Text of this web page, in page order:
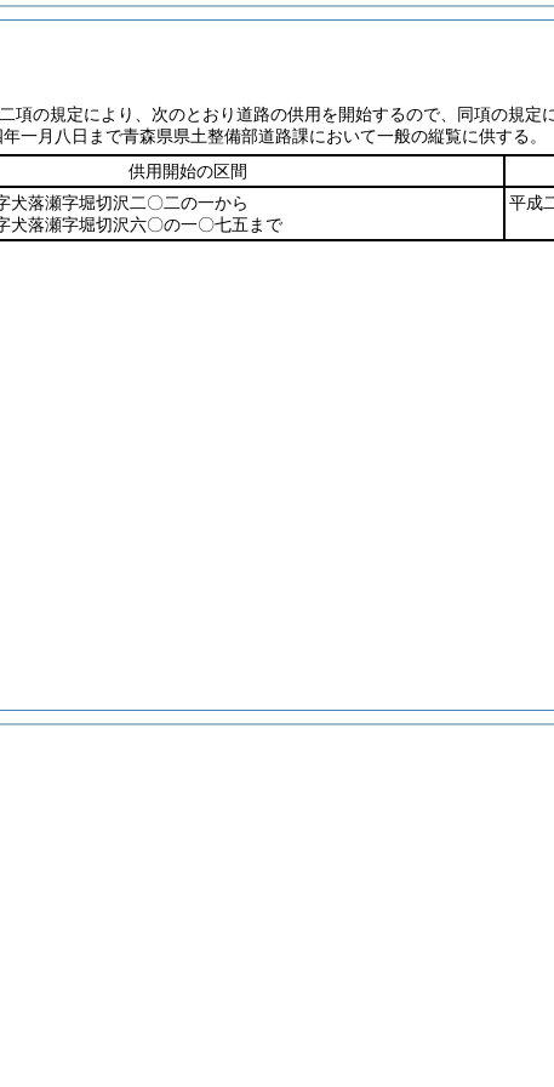
項の規定により、次のとおり道路の供用を開始するので、同項の規定
一月八日まで青森県県土整備部道路課において一般の縦覧に供する。
供用開始の区間
犬落瀬字堀切沢二〇二の一から
犬落瀬字堀切沢六〇の一〇七五まで
平成